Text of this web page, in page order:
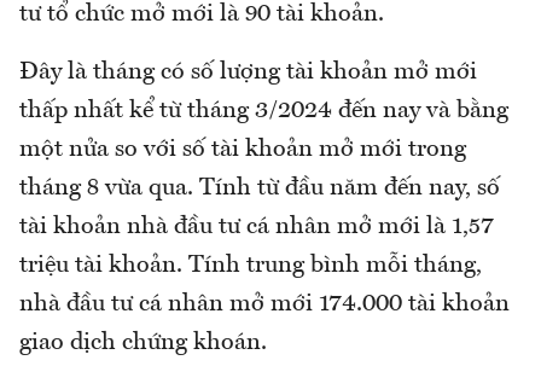
tư tổ chức mở mới là 90 tài khoản.
Đây là tháng có số lượng tài khoản mở mới
thấp nhất kể từ tháng 3/2024 đến nay và bằng
một nửa so với số tài khoản mở mới trong
tháng 8 vừa qua. Tính từ đầu năm đến nay, số
tài khoản nhà đầu tư cá nhân mở mới là 1,57
triệu tài khoản. Tính trung bình mỗi tháng,
nhà đầu tư cá nhân mở mới 174.000 tài khoản
giao dịch chứng khoán.